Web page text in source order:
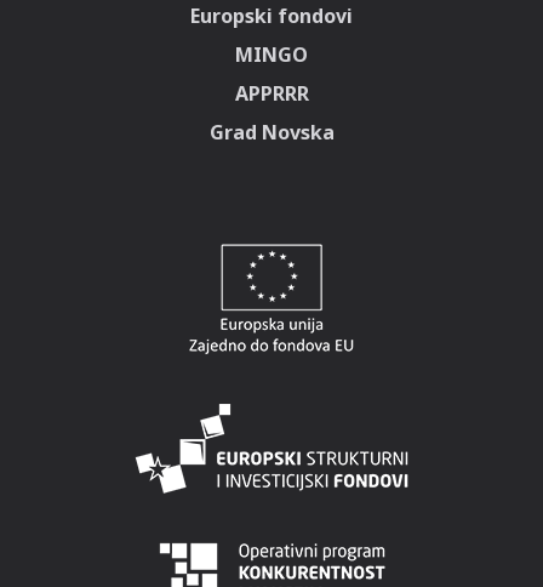
Europski fondovi
MINGO
APPRRR
Grad Novska